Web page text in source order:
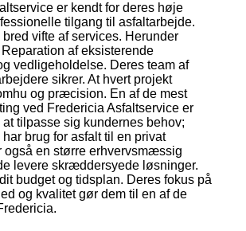
er kendt for deres høje
tilgang til asfaltarbejde.
vifte af services. Herunder
af eksisterende
vedligeholdelse. Deres team af
sikrer. At hvert projekt
og præcision. En af de mest
ved Fredericia Asfaltservice er
tilpasse sig kundernes behov;
brug for asfalt til en privat
også en større erhvervsmæssig
levere skræddersyede løsninger.
budget og tidsplan. Deres fokus på
og kvalitet gør dem til en af de